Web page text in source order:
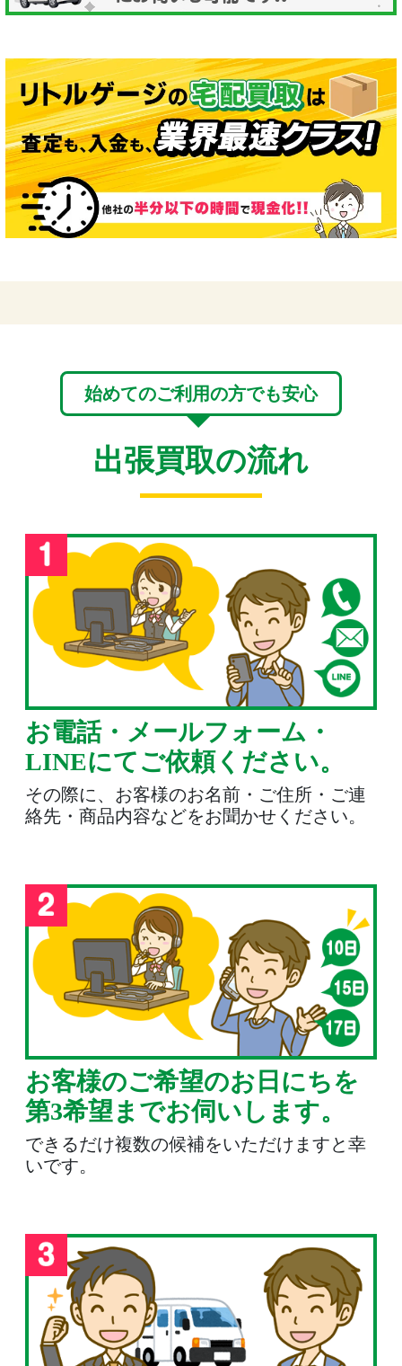
始めてのご利用の方でも安心
出張買取の流れ
お電話・メールフォーム・
LINEにてご依頼ください。
その際に、お客様のお名前・ご住所・ご連
絡先・商品内容などをお聞かせください。
お客様のご希望のお日にちを
第3希望までお伺いします。
できるだけ複数の候補をいただけますと幸
いです。